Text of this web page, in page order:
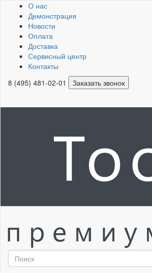
О нас
Демонстрация
Новости
Оплата
Доставка
Сервисный центр
Контакты
8 (495) 481-02-01
Заказать звонок